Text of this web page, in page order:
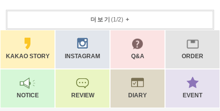
더보기 (1/2)+
KAKAO STORY INSTAGRAM Q&A ORDER
NOTICE REVIEW DIARY EVENT